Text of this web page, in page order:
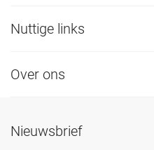
Nuttige links
Over ons
Nieuwsbrief